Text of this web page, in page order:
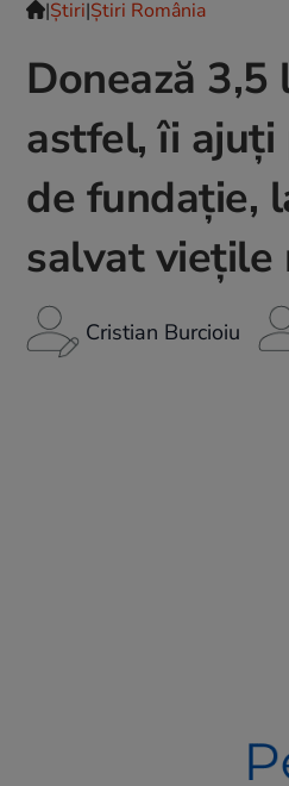
|Ştiri|Știri România
Donează
astfel, îi ajuți
de fundație,
salvat viețile
Cristian Burcioiu